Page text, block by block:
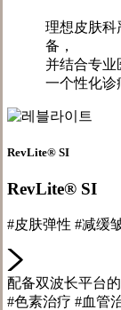
理想皮肤科
备，
并结合专业
一个性化诊
RevLite® SI
RevLite® SI
#皮肤弹性 #减缓
配备双波长平台
#色素治疗 #血管